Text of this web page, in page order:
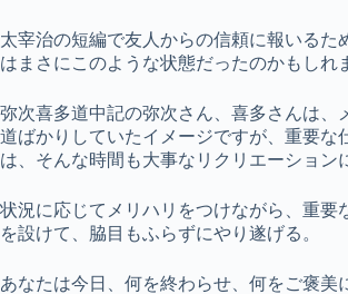
太宰治の短編で友人からの信頼に報いるた
はまさにこのような状態だったのかもしれ
弥次喜多道中記の弥次さん、喜多さんは、
道ばかりしていたイメージですが、重要な
は、そんな時間も大事なリクリエーション
状況に応じてメリハリをつけながら、重要
を設けて、脇目もふらずにやり遂げる。
あなたは今日、何を終わらせ、何をご褒美